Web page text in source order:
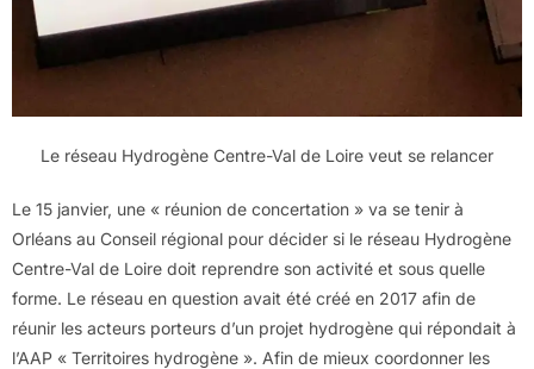
Le réseau Hydrogène Centre-Val de Loire veut se relancer
Le 15 janvier, une « réunion de concertation » va se tenir à
Orléans au Conseil régional pour décider si le réseau Hydrogène
Centre-Val de Loire doit reprendre son activité et sous quelle
forme. Le réseau en question avait été créé en 2017 afin de
réunir les acteurs porteurs d’un projet hydrogène qui répondait à
l’AAP « Territoires hydrogène ». Afin de mieux coordonner les